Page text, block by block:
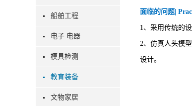
船舶工程
电子 电器
模具检测
教育装备
文物家居
面临的问题|
1、采用传统的
2、仿真人头模
设计。